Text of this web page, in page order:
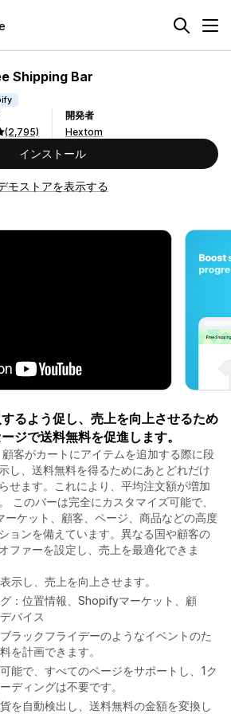
Shipping Bar
(2,795)
開発者
Hextom
インストール
モストアを表示する
るよう促し、売上を向上させるため
ジで送料無料を促進します。
客がカートにアイテムを追加する際に段
し、送料無料を得るためにあとどれだけ
せます。これにより、平均注文額が増加
このバーは完全にカスタマイズ可能で、
ケット、顧客、ページ、商品などの高度
ョンを備えています。異なる国や顧客の
ファーを設定し、売上を最適化できま
示し、売上を向上させます。
：位置情報、Shopifyマーケット、顧
バイス
ラックフライデーのようなイベントのた
を計画できます。
能で、すべてのページをサポートし、1ク
ディングは不要です。
を自動検出し、送料無料の金額を変換し